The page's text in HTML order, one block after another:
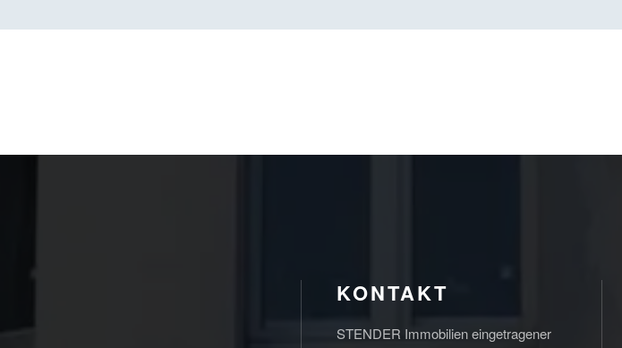
KONTAKT
STENDER Immobilien eingetragener